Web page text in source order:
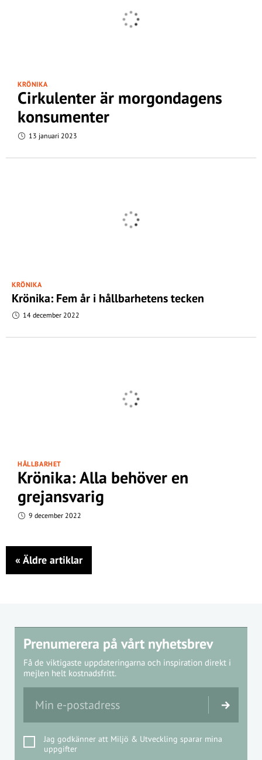
KRÖNIKA
Cirkulenter är morgondagens
konsumenter
13 januari 2023
KRÖNIKA
Krönika: Fem år i hållbarhetens tecken
14 december 2022
HÅLLBARHET
Krönika: Alla behöver en
grejansvarig
9 december 2022
« Äldre artiklar
Prenumerera på vårt nyhetsbrev
Få de viktigaste uppdateringarna och inspiration direkt i
mejlen helt kostnadsfritt.
Jag godkänner att Miljö & Utveckling sparar mina
uppgifter